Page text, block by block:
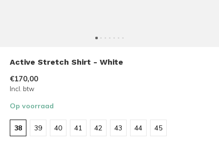
Active Stretch Shirt - White
€170,00
Incl. btw
Op voorraad
38 39 40 41 42 43 44 45